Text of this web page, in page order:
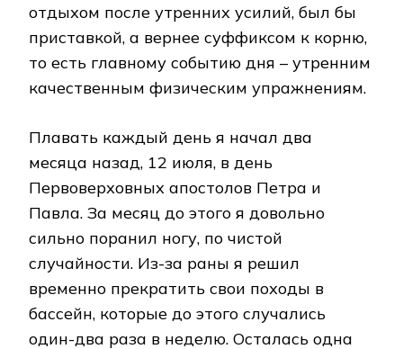
отдыхом после утренних усилий, был бы
приставкой, а вернее суффиксом к корню,
то есть главному событию дня – утренним
качественным физическим упражнениям.
Плавать каждый день я начал два
месяца назад, 12 июля, в день
Первоверховных апостолов Петра и
Павла. За месяц до этого я довольно
сильно поранил ногу, по чистой
случайности. Из-за раны я решил
временно прекратить свои походы в
бассейн, которые до этого случались
один-два раза в неделю. Осталась одна